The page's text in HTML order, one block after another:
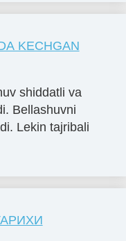
KECHGAN
shiddatli va
Bellashuvni
Lekin tajribali